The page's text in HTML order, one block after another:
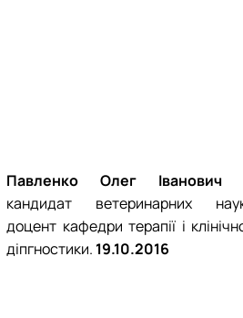
Павленко Олег Іванович
кандидат ветеринарних
доцент кафедри терапії і
діпгностики. 19.10.2016